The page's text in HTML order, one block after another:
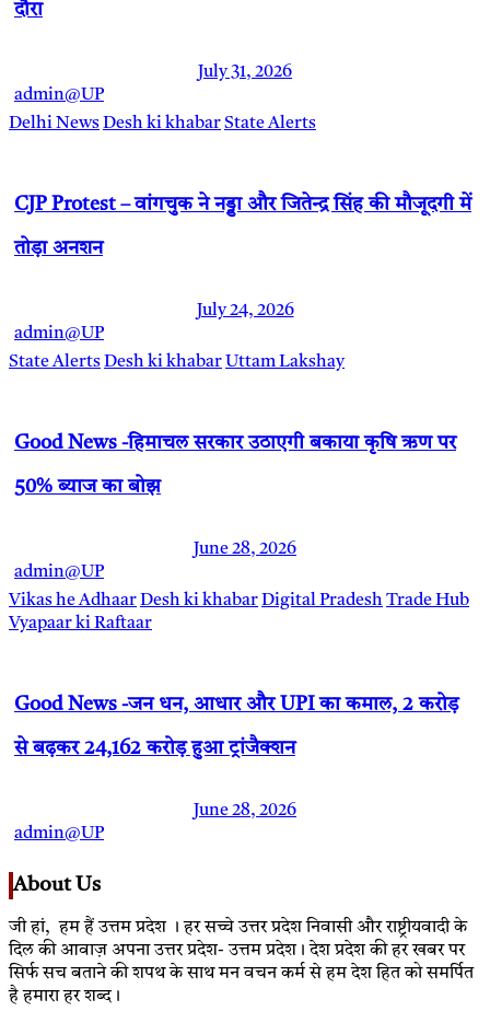
दौरा
July 31, 2026
admin@UP
Delhi NewsDesh ki khabarState Alerts
CJP Protest – वांगचुक ने नड्डा और जितेन्द्र सिंह की मौजूदगी में
तोड़ा अनशन
July 24, 2026
admin@UP
State AlertsDesh ki khabar Uttam Lakshay
Good News -हिमाचल सरकार उठाएगी बकाया कृषि ऋण पर
50% ब्याज का बोझ
June 28, 2026
admin@UP
Vikas he AdhaarDesh ki khabarDigital PradeshTrade Hub
Vyapaar ki Raftaar
Good News -जन धन, आधार और UPI का कमाल, 2 करोड़
से बढ़कर 24,162 करोड़ हुआ ट्रांजैक्शन
June 28, 2026
admin@UP
About Us
जी हां, हम हैं उत्तम प्रदेश । हर सच्चे उत्तर प्रदेश निवासी और राष्ट्रीयवादी के
दिल की आवाज़ अपना उत्तर प्रदेश- उत्तम प्रदेश। देश प्रदेश की हर खबर पर
सिर्फ सच बताने की शपथ के साथ मन वचन कर्म से हम देश हित को समर्पित
है हमारा हर शब्द।